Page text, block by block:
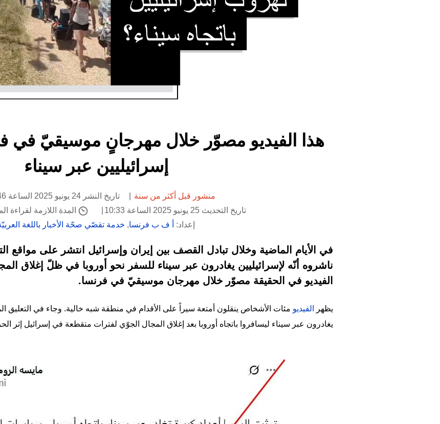
هذا الفيديو مصوّر خلال مهرجانٍ موسيقيّ في
إسرائيليين عبر سيناء
منشور قبل أكثر من سنة
تاريخ النشر 24 يونيو 2025 الساعة 15:46
تاريخ التحديث 25 يونيو 2025 الساعة 10:33
المدة اللازمة لقراءة المقال:
إعداد:
أ ف ب فرنسا, خدمة تقصّي صحّة الأخبار باللغة
في الأيام الماضية وخلال تبادل القصف بين إيران وإسرائيل انتشر على مواقع
ناشروه أنّه لإسرائيليين يغادرون عبر سيناء للسفر نحو أوروبا في ظلّ إغلاق
الفيديو في الحقيقة مصوّر خلال مهرجان موسيقيّ في فرنسا.
يظهر الفيديو مئات الأشخاص ينقلون أمتعة سيراً على الأقدام في منطقة شبه خالية. وجاء في التعليق
يغادرون عبر سيناء ليسافروا باتجاه أوروبا بعد إغلاق المجال الجوّي لفترات متقطعة في إسرائيل إثر